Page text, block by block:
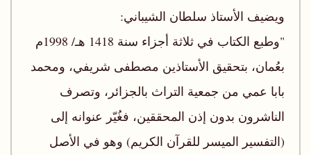
ويضيف الأستاذ سلطان الشيباني:
"وطبع الكتاب في ثلاثة أجزاء سنة 1418 هـ/ 1998م
بعُمان، بتحقيق الأستاذين مصطفى شريفي، ومحمد
بابا عمي من جمعية التراث بالجزائر، وتصرف
الناشرون بدون إذن المحققين، فغُيّر عنوانه إلى
(التفسير الميسر للقرآن الكريم) وهو في الأصل